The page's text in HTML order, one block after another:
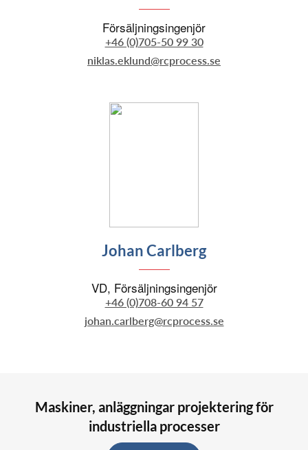
Försäljningsingenjör
+46 (0)705-50 99 30
niklas.eklund@rcprocess.se
Johan Carlberg
VD, Försäljningsingenjör
+46 (0)708-60 94 57
johan.carlberg@rcprocess.se
Maskiner, anläggningar projektering för
industriella processer